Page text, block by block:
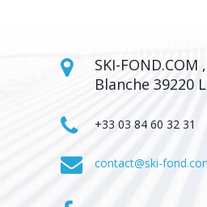
SKI-FOND.COM
Blanche 39220
+33 03 84 60 32 31
contact@ski-